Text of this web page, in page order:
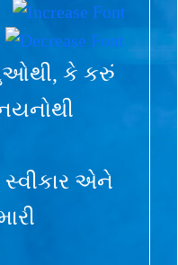
કે કરું
સ્વીકાર એને